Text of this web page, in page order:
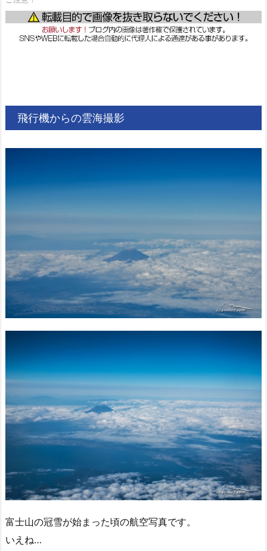
飛行機からの雲海撮影
富士山の冠雪が始まった頃の航空写真です。
いえね…